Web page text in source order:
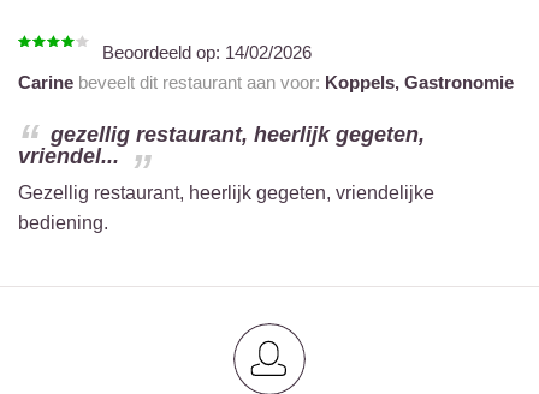
Beoordeeld op: 14/02/2026
Carine beveelt dit restaurant aan voor: Koppels, Gastronomie
gezellig restaurant, heerlijk gegeten,
vriendel...
Gezellig restaurant, heerlijk gegeten, vriendelijke
bediening.